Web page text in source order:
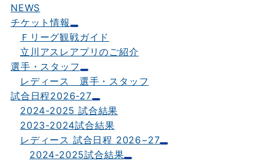
NEWS
チケット情報
Ｆリーグ観戦ガイド
立川アスレアプリのご紹介
選手・スタッフ
レディース 選手・スタッフ
試合日程2026-27
2024-2025 試合結果
2023-2024試合結果
レディース 試合日程 2026−27
2024-2025試合結果